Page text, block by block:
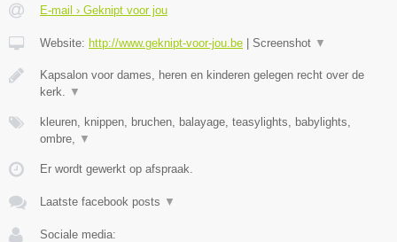
E-mail › Geknipt voor jou
Website: http://www.geknipt-voor-jou.be | Screenshot ▼
Kapsalon voor dames, heren en kinderen gelegen recht over de
kerk.
▼
kleuren, knippen, bruchen, balayage, teasylights, babylights,
ombre,
▼
Er wordt gewerkt op afspraak.
Laatste facebook posts ▼
Sociale media: